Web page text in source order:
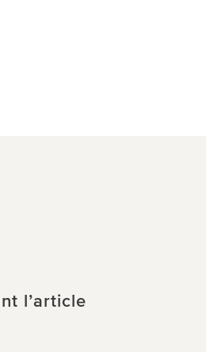
l’article